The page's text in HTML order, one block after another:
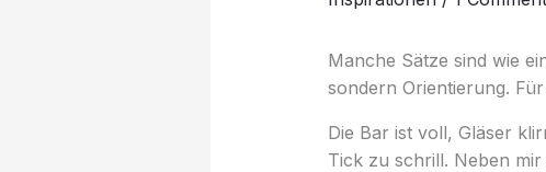
Manche Sätze sind wie
sondern Orientierung.
Die Bar ist voll, Gläser
Tick zu schrill. Neben